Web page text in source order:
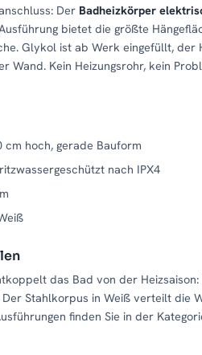
Der Badheizkörper
bietet die größte
Glykol ist ab Werk eingefüllt, der
Wand. Kein Heizungsrohr, kein
cm hoch, gerade Bauform
nach IPX4
das Bad von der
Stahlkorpus in Weiß verteilt die
finden Sie in der